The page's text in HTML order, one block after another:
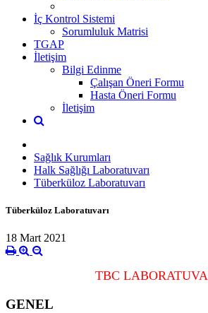
İç Kontrol Sistemi
Sorumluluk Matrisi
TGAP
İletişim
Bilgi Edinme
Çalışan Öneri Formu
Hasta Öneri Formu
İletişim
Sağlık Kurumları
Halk Sağlığı Laboratuvarı
Tüberküloz Laboratuvarı
Tüberküloz Laboratuvarı
18 Mart 2021
TBC
GENEL